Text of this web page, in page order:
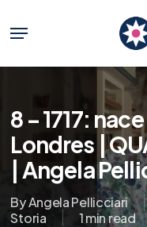
main
content
Menu
8 – 1717:
Londres |
| Angela
ByAngela Pellicciari
Storia
1 min read